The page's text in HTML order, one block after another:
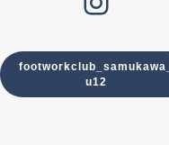
footworkclub_samukawa_
u12